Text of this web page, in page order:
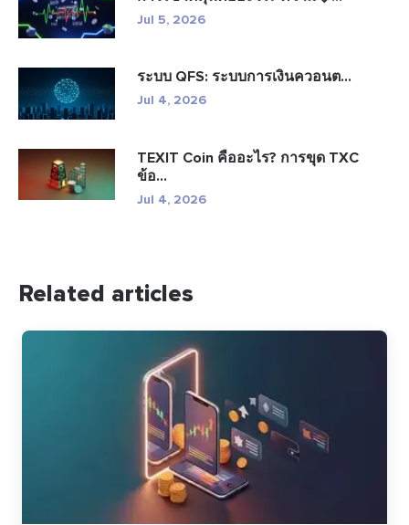
Jul 5, 2026
ระบบ QFS: ระบบการเงินควอนต...
Jul 4, 2026
TEXIT Coin คืออะไร? การขุด TXC
ข้อ...
Jul 4, 2026
Related articles